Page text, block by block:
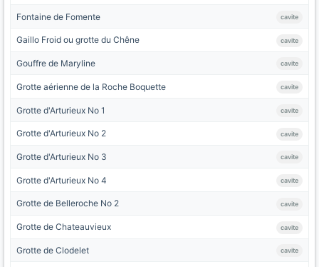
Fontaine de Fomente cavite
Gaillo Froid ou grotte du Chêne cavite
Gouffre de Maryline cavite
Grotte aérienne de la Roche Boquette cavite
Grotte d'Arturieux No 1 cavite
Grotte d'Arturieux No 2 cavite
Grotte d'Arturieux No 3 cavite
Grotte d'Arturieux No 4 cavite
Grotte de Belleroche No 2 cavite
Grotte de Chateauvieux cavite
Grotte de Clodelet cavite